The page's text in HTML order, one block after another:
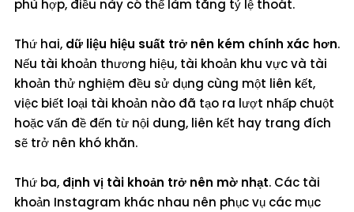
phù hợp, điều này có thể làm tăng tỷ lệ thoát.
Thứ hai, dữ liệu hiệu suất trở nên kém chính xác hơn.
Nếu tài khoản thương hiệu, tài khoản khu vực và tài
khoản thử nghiệm đều sử dụng cùng một liên kết,
việc biết loại tài khoản nào đã tạo ra lượt nhấp chuột
hoặc vấn đề đến từ nội dung, liên kết hay trang đích
sẽ trở nên khó khăn.
Thứ ba, định vị tài khoản trở nên mờ nhạt. Các tài
khoản Instagram khác nhau nên phục vụ các mục